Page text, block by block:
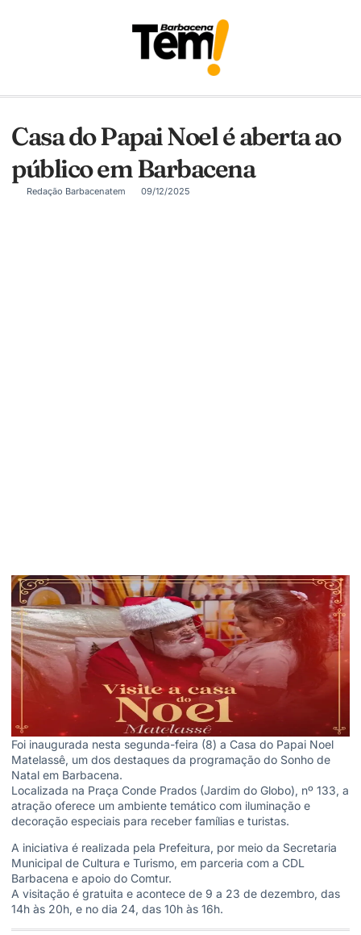
Casa do Papai Noel é aberta ao
público em Barbacena
Redação Barbacenatem 09/12/2025
Foi inaugurada nesta segunda-feira (8) a Casa do Papai Noel
Matelassê, um dos destaques da programação do Sonho de
Natal em Barbacena.
Localizada na Praça Conde Prados (Jardim do Globo), nº 133, a
atração oferece um ambiente temático com iluminação e
decoração especiais para receber famílias e turistas.
A iniciativa é realizada pela Prefeitura, por meio da Secretaria
Municipal de Cultura e Turismo, em parceria com a CDL
Barbacena e apoio do Comtur.
A visitação é gratuita e acontece de 9 a 23 de dezembro, das
14h às 20h, e no dia 24, das 10h às 16h.